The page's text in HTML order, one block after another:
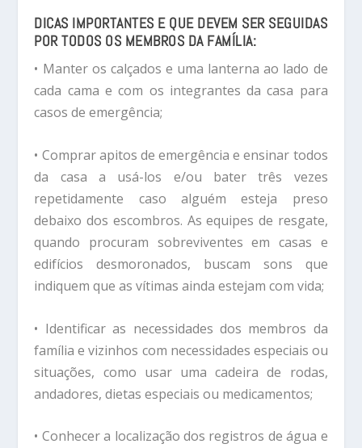
DICAS IMPORTANTES E QUE DEVEM SER SEGUIDAS
POR TODOS OS MEMBROS DA FAMÍLIA:
• Manter os calçados e uma lanterna ao lado de
cada cama e com os integrantes da casa para
casos de emergência;
• Comprar apitos de emergência e ensinar todos
da casa a usá-los e/ou bater três vezes
repetidamente caso alguém esteja preso
debaixo dos escombros. As equipes de resgate,
quando procuram sobreviventes em casas e
edifícios desmoronados, buscam sons que
indiquem que as vítimas ainda estejam com vida;
• Identificar as necessidades dos membros da
família e vizinhos com necessidades especiais ou
situações, como usar uma cadeira de rodas,
andadores, dietas especiais ou medicamentos;
• Conhecer a localização dos registros de água e